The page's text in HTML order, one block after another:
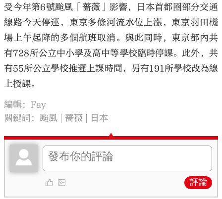
受今年第6號颱風「薔薇」影響，日本首都圈部分交通
線路今天停運，東京多條河流水位上漲，東京羽田機
場上午起降的多個航班取消。與此同時，東京都內共
有728所公立中小學及高中等學校臨時停課。此外，共
有55所公立學校推遲上課時間，另有191所學校改為線
上授課。
編輯：Fay
關鍵詞：颱風 薔薇 日本
評論